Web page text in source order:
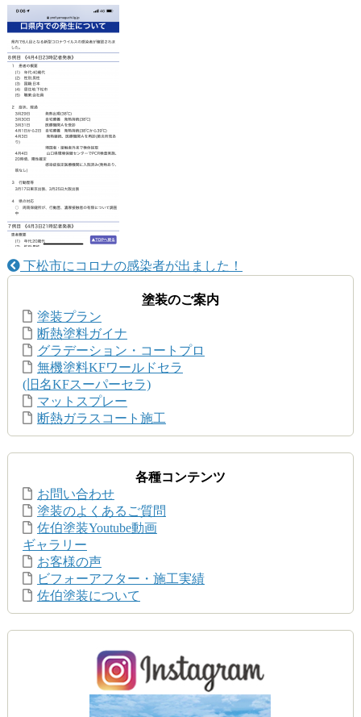
下松市にコロナの感染者が出ました！
塗装のご案内
塗装プラン
断熱塗料ガイナ
グラデーション・コートプロ
無機塗料KFワールドセラ
(旧名KFスーパーセラ)
マットスプレー
断熱ガラスコート施工
各種コンテンツ
お問い合わせ
塗装のよくあるご質問
佐伯塗装Youtube動画
ギャラリー
お客様の声
ビフォーアフター・施工実績
佐伯塗装について